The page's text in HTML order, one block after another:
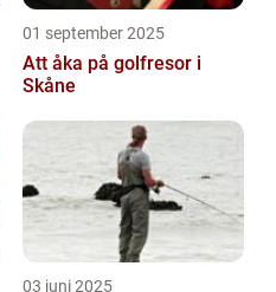
01 september 2025
Att åka på golfresor i
Skåne
03 juni 2025